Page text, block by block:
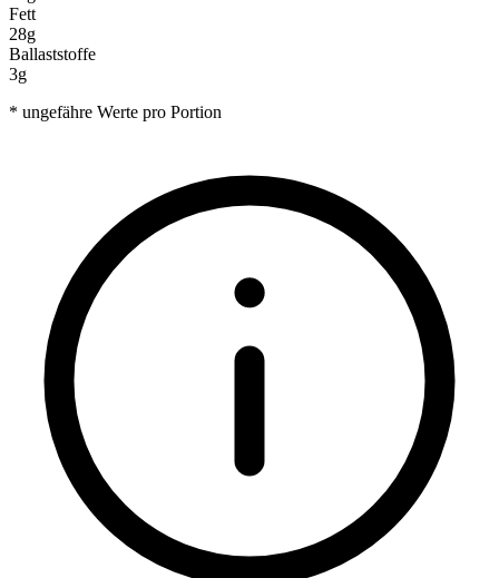
Fett
28g
Ballaststoffe
3g
* ungefähre Werte pro Portion